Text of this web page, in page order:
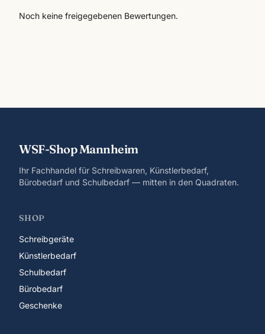
Noch keine freigegebenen Bewertungen.
WSF-Shop Mannheim
Ihr Fachhandel für Schreibwaren, Künstlerbedarf,
Bürobedarf und Schulbedarf — mitten in den Quadraten.
SHOP
Schreibgeräte
Künstlerbedarf
Schulbedarf
Bürobedarf
Geschenke